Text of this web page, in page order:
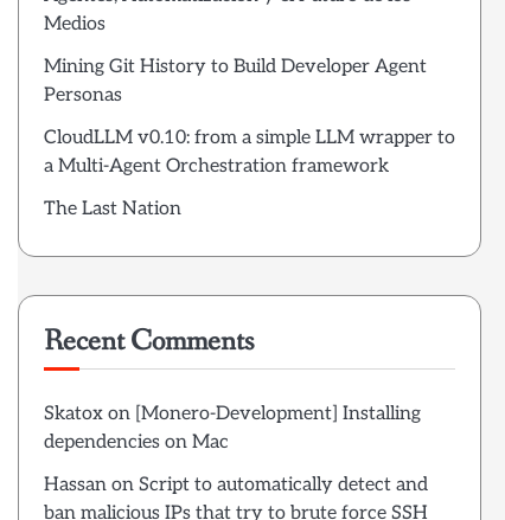
Medios
Mining Git History to Build Developer Agent
Personas
CloudLLM v0.10: from a simple LLM wrapper to
a Multi-Agent Orchestration framework
The Last Nation
Recent Comments
Skatoxon [Monero-Development] Installing
dependencies on Mac
Hassanon Script to automatically detect and
ban malicious IPs that try to brute force SSH